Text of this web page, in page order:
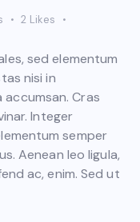
2 Likes
sed elementum
nisi in
Cras
Integer
semper
Aenean leo ligula,
ac, enim. Sed ut